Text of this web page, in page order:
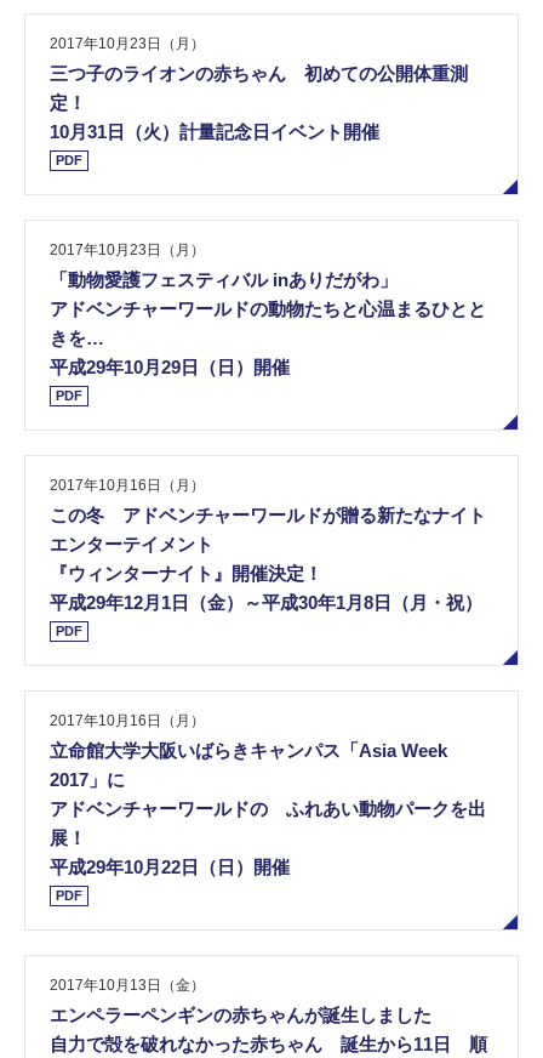
2017年10月23日（月）
三つ子のライオンの赤ちゃん 初めての公開体重測
定！
10月31日（火）計量記念日イベント開催
PDF
2017年10月23日（月）
「動物愛護フェスティバル inありだがわ」
アドベンチャーワールドの動物たちと心温まるひとと
きを…
平成29年10月29日（日）開催
PDF
2017年10月16日（月）
この冬 アドベンチャーワールドが贈る新たなナイト
エンターテイメント
『ウィンターナイト』開催決定！
平成29年12月1日（金）～平成30年1月8日（月・祝）
PDF
2017年10月16日（月）
立命館大学大阪いばらきキャンパス「Asia Week
2017」に
アドベンチャーワールドの ふれあい動物パークを出
展！
平成29年10月22日（日）開催
PDF
2017年10月13日（金）
エンペラーペンギンの赤ちゃんが誕生しました
自力で殻を破れなかった赤ちゃん 誕生から11日 順